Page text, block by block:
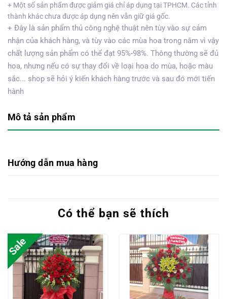
+ Một số sản phẩm được giảm giá chỉ áp dụng tại TPHCM. Các tỉnh
thành khác chưa được áp dụng nên vẫn giữ giá gốc.
+ Đây là sản phẩm thủ công nghệ thuật nên tùy vào sự cảm
nhận của khách hàng, và tùy vào các mùa hoa trong năm vì vậy
chất lượng sản phẩm có thể đạt 95%-98%. Thông thường sẽ đủ
hoa, nhưng nếu có sự thay đổi về loại hoa do mùa, hoặc màu
sắc... shop sẽ hỏi ý kiến khách hàng trước và sau đó mới tiến
hành
Mô tả sản phẩm
Hướng dẫn mua hàng
Có thể bạn sẽ thích
Sale